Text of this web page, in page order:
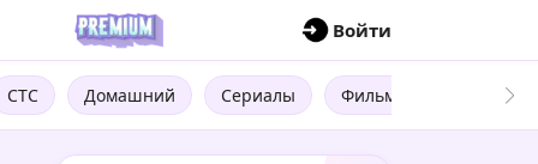
Войти
СТС Домашний Сериалы Фильмы Трейлеры